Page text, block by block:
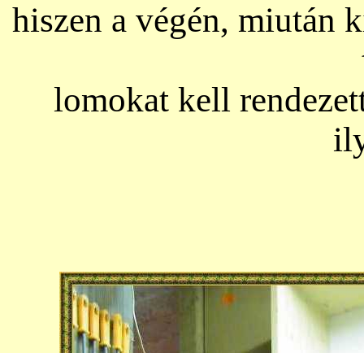
hiszen a végén, miután
lomokat kell